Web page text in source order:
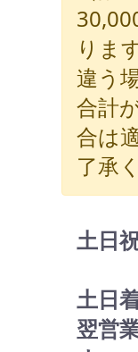
りま
違う
合計
合は
了承
土日
土日
翌営